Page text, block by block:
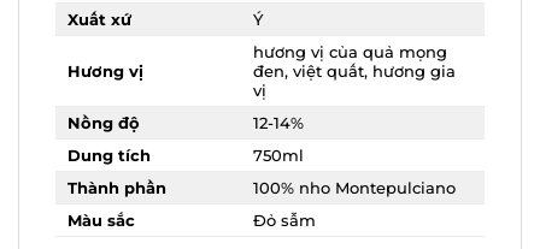
đen, việt quất, hương gia
vị
12-14%
Dung tích
Thành phần
Màu sắc